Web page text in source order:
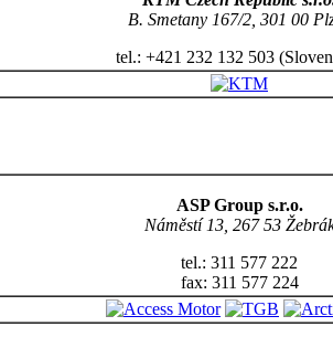
B. Smetany 167/2, 301 00
tel.: +421 232 132 503
ASP Group s.r.o.
Náměstí 13, 267 53
tel.: 311 577 222
fax: 311 577 224